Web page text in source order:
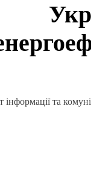
інформації та